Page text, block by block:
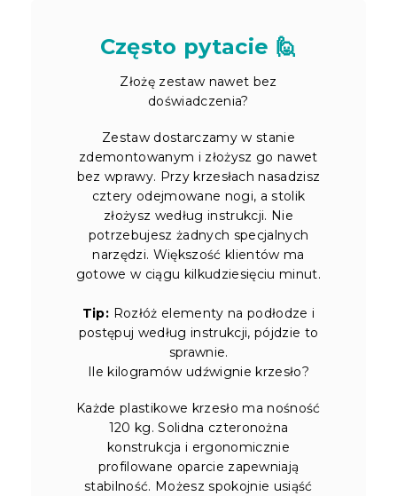
Często pytacie 🙋
Złożę zestaw nawet bez
doświadczenia?
Zestaw dostarczamy w stanie
zdemontowanym i złożysz go nawet
bez wprawy. Przy krzesłach nasadzisz
cztery odejmowane nogi, a stolik
złożysz według instrukcji. Nie
potrzebujesz żadnych specjalnych
narzędzi. Większość klientów ma
gotowe w ciągu kilkudziesięciu minut.
Tip: Rozłóż elementy na podłodze i
postępuj według instrukcji, pójdzie to
sprawnie.
Ile kilogramów udźwignie krzesło?
Każde plastikowe krzesło ma nośność
120 kg. Solidna czteronożna
konstrukcja i ergonomicznie
profilowane oparcie zapewniają
stabilność. Możesz spokojnie usiąść